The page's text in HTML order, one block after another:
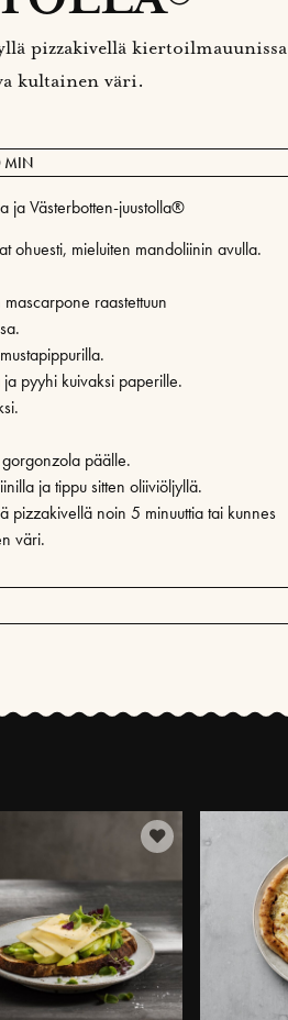
pizzakivellä kiertoilmauunissa
kultainen väri.
MIN
ja Västerbotten-juustolla®
ohuesti, mieluiten mandoliinin avulla.
raastettuun
pyyhi kuivaksi paperille.
päälle.
ja tippu sitten oliiviöljyllä.
pizzakivellä noin 5 minuuttia tai kunnes
väri.